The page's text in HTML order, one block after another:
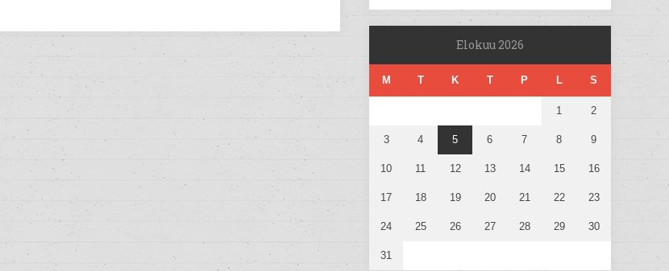
Elokuu 2026
M T K T P L S
1 2
3 4 5 6 7 8 9
10 11 12 13 14 15 16
17 18 19 20 21 22 23
24 25 26 27 28 29 30
31